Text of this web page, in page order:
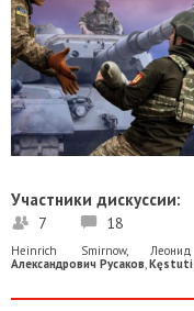
Участники дискуссии:
7 18
Heinrich Smirnow,
Александрович Русаков,